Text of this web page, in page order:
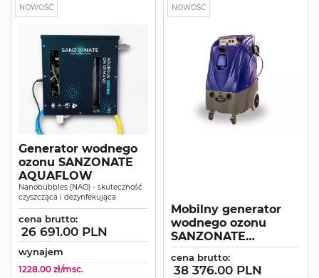
NOWOŚĆ
Generator wodnego
ozonu SANZONATE
AQUAFLOW
Nanobubbles (NAO) - skuteczność
czyszcząca i dezynfekująca
cena brutto:
26 691.00 PLN
wynajem
1228.00 zł/msc.
NOWOŚĆ
Mobilny generator
wodnego ozonu
SANZONATE
AQUAKART
cena brutto:
38 376.00 PLN